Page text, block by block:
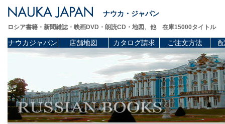
ナウカ・ジャパン
ロシア書籍・新聞雑誌・映画DVD・朗読CD・地図、他 在庫15000タイトル
ナウカジャパン 店舗地図 カタログ請求 ご注文方法